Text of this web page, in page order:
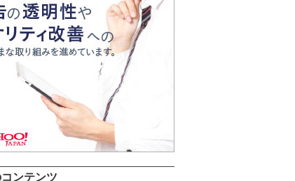
ンテンツ